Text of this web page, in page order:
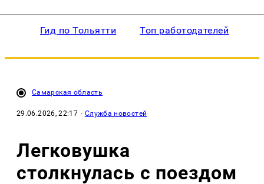
Гид по Тольятти Топ работодателей
Самарская область
29.06.2026, 22:17 · Служба новостей
Легковушка
столкнулась с поездом